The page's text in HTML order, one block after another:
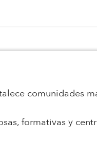
comunidades
formativas y